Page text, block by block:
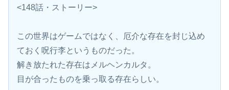
<148話・ストーリー>
この世界はゲームではなく、厄介な存在を封じ込め
ておく呪行李というものだった。
解き放たれた存在はメルヘンカルタ。
目が合ったものを乗っ取る存在らしい。